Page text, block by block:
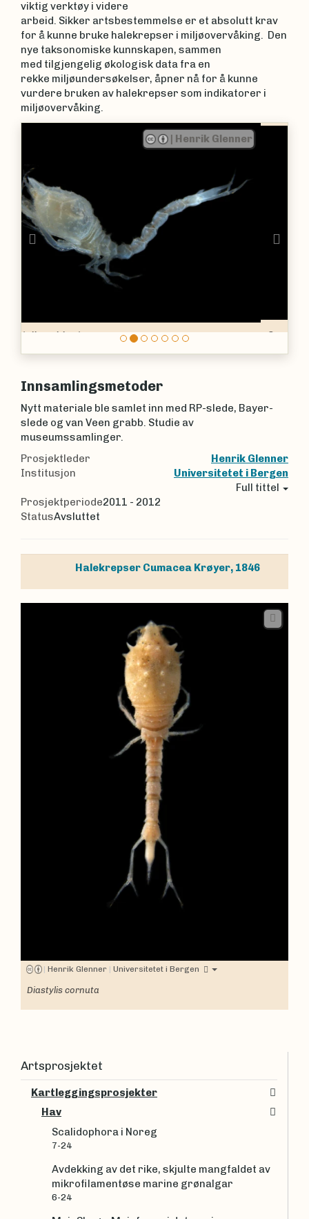
viktig verktøy i videre
arbeid. Sikker artsbestemmelse er et absolutt krav
for å kunne bruke halekrepser i miljøovervåking. Den
nye taksonomiske kunnskapen, sammen
med tilgjengelig økologisk data fra en
rekke miljøundersøkelser, åpner nå for å kunne
vurdere bruken av halekrepser som indikatorer i
miljøovervåking.
|Henrik Glenner
Campylaspis sulcata
Previous
Innsamlingsmetoder
Nytt materiale ble samlet inn med RP-slede, Bayer-
slede og van Veen grabb. Studie av
museumssamlinger.
Prosjektleder
Henrik Glenner
Institusjon
Universitetet i Bergen
Full tittel
Prosjektperiode2011 - 2012
StatusAvsluttet
Halekrepser Cumacea Krøyer, 1846
| Henrik Glenner | Universitetet i Bergen
Diastylis cornuta
Artsprosjektet
Kartleggingsprosjekter
Hav
Scalidophora i Noreg
7-24
Avdekking av det rike, skjulte mangfaldet av
mikrofilamentøse marine grønalgar
6-24